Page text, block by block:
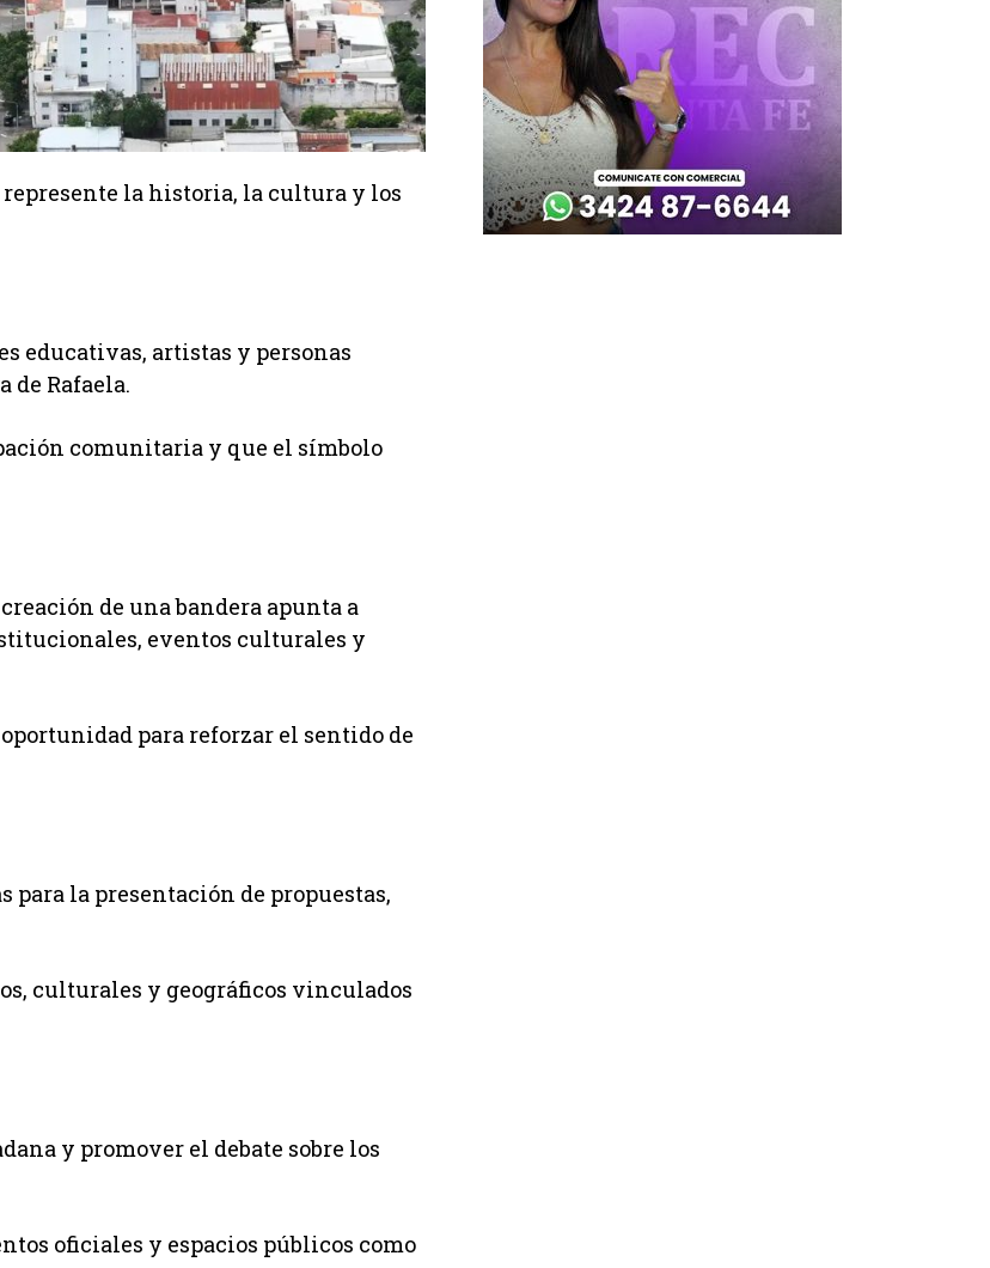
la historia, la cultura y los
educativas, artistas y personas
de Rafaela.
comunitaria y que el símbolo
de una bandera apunta a
eventos culturales y
para reforzar el sentido de
la presentación de propuestas,
culturales y geográficos vinculados
y promover el debate sobre los
oficiales y espacios públicos como